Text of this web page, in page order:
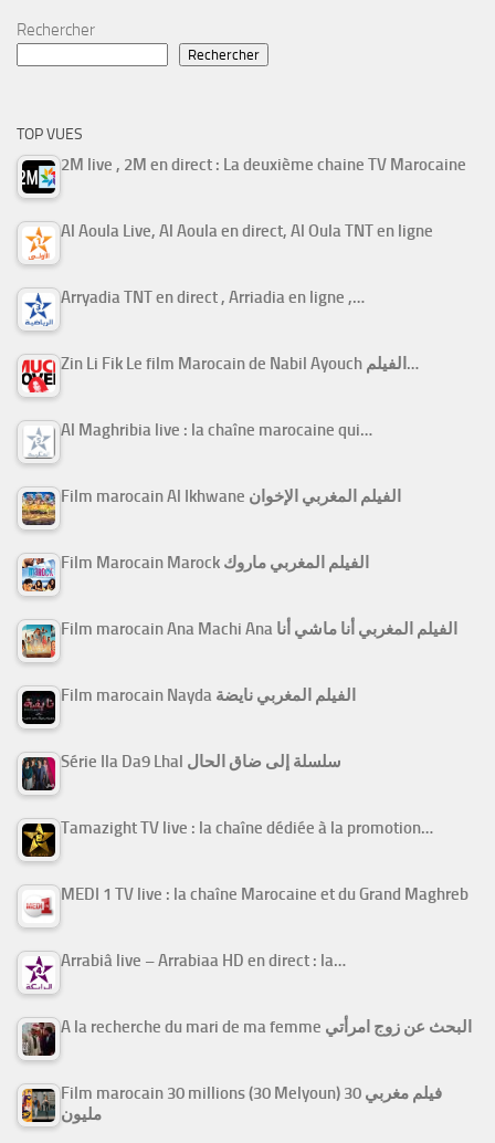
Rechercher
Rechercher
TOP VUES
2M live , 2M en direct : La deuxième chaine TV Marocaine
Al Aoula Live, Al Aoula en direct, Al Oula TNT en ligne
Arryadia TNT en direct , Arriadia en ligne ,…
Zin Li Fik Le film Marocain de Nabil Ayouch الفيلم…
Al Maghribia live : la chaîne marocaine qui…
Film marocain Al Ikhwane الفيلم المغربي الإخوان
Film Marocain Marock الفيلم المغربي ماروك
Film marocain Ana Machi Ana الفيلم المغربي أنا ماشي أنا
Film marocain Nayda الفيلم المغربي نايضة
Série Ila Da9 Lhal سلسلة إلى ضاق الحال
Tamazight TV live : la chaîne dédiée à la promotion…
MEDI 1 TV live : la chaîne Marocaine et du Grand Maghreb
Arrabiâ live – Arrabiaa HD en direct : la…
A la recherche du mari de ma femme البحث عن زوج امرأتي
Film marocain 30 millions (30 Melyoun) فيلم مغربي 30
مليون